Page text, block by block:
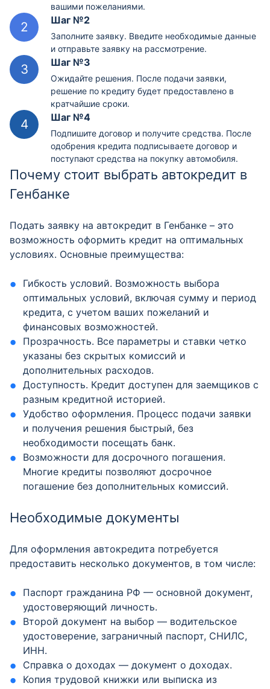
вашими пожеланиями.
Шаг №2
Заполните заявку. Введите необходимые данные
и отправьте заявку на рассмотрение.
Шаг №3
Ожидайте решения. После подачи заявки,
решение по кредиту будет предоставлено в
кратчайшие сроки.
Шаг №4
Подпишите договор и получите средства. После
одобрения кредита подписываете договор и
поступают средства на покупку автомобиля.
Почему стоит выбрать автокредит в
Генбанке
Подать заявку на автокредит в Генбанке – это
возможность оформить кредит на оптимальных
условиях. Основные преимущества:
Гибкость условий. Возможность выбора
оптимальных условий, включая сумму и период
кредита, с учетом ваших пожеланий и
финансовых возможностей.
Прозрачность. Все параметры и ставки четко
указаны без скрытых комиссий и
дополнительных расходов.
Доступность. Кредит доступен для заемщиков с
разным кредитной историей.
Удобство оформления. Процесс подачи заявки
и получения решения быстрый, без
необходимости посещать банк.
Возможности для досрочного погашения.
Многие кредиты позволяют досрочное
погашение без дополнительных комиссий.
Необходимые документы
Для оформления автокредита потребуется
предоставить несколько документов, в том числе:
Паспорт гражданина РФ — основной документ,
удостоверяющий личность.
Второй документ на выбор — водительское
удостоверение, заграничный паспорт, СНИЛС,
ИНН.
Справка о доходах — документ о доходах.
Копия трудовой книжки или выписка из